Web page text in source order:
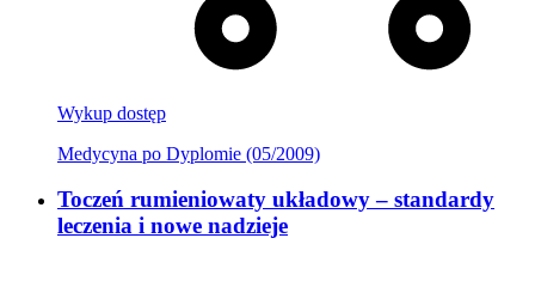
Wykup dostęp
Medycyna po Dyplomie (05/2009)
Toczeń rumieniowaty układowy – standardy
leczenia i nowe nadzieje